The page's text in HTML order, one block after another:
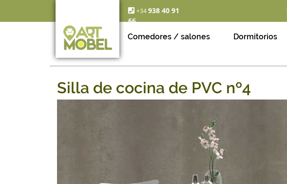
+34938 40 91
66
Comedores / salones Dormitorios
Silla de cocina de PVC nº4